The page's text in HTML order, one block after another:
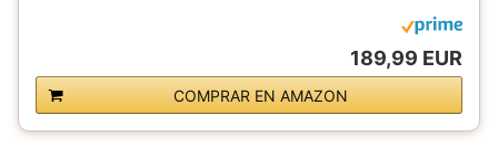
189,99 EUR
COMPRAR EN AMAZON